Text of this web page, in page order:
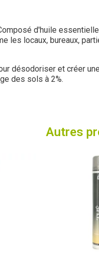
d'huile
les locaux, bureaux,
désodoriser et créer
des sols à 2%.
Autres